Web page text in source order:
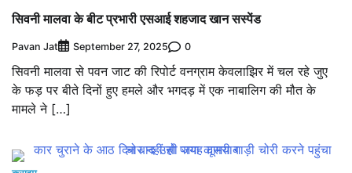
सिवनी मालवा के बीट प्रभारी एसआई शहजाद खान सस्पेंड
Pavan Jat September 27, 2025 0
सिवनी मालवा से पवन जाट की रिपोर्ट वनग्राम केवलाझिर में चल रहे जुए
के फड़ पर बीते दिनों हुए हमले और भगदड़ में एक नाबालिग की मौत के
मामले ने […]